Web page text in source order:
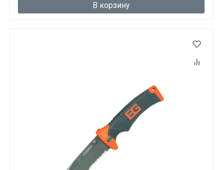
В корзину